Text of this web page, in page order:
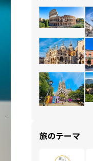
旅のテーマ